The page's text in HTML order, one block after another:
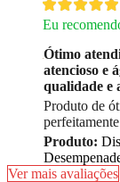
Eu
Ótimo
atencioso e
qualidade e
Produto de
Produto:
Ver mais avaliações